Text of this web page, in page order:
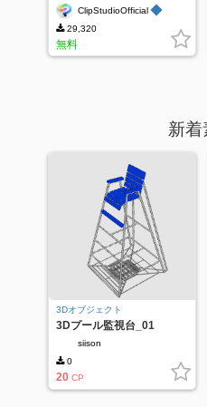
ClipStudioOfficial ◆
29,320
無料
新着
3Dオブジェクト
3Dプール監視台_01
siison
0
20 CP